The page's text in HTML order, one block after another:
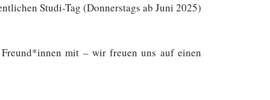
Studi-Tag (Donnerstags ab Juni 2025)
mit – wir freuen uns auf einen